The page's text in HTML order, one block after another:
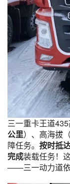
三一重卡王道
公里）、高海拔（
障任务。 按时抵
完成装载任务！
——三一动力道依